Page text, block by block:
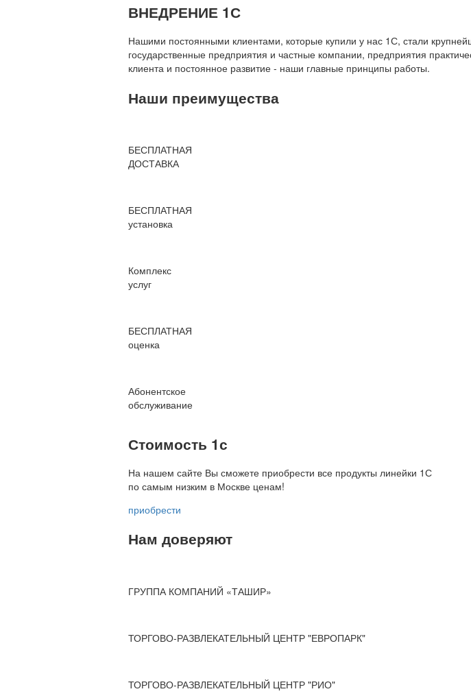
ВНЕДРЕНИЕ 1С
Нашими постоянными клиентами, которые купили у нас 1С, стали
государственные предприятия и частные компании, предприятия
клиента и постоянное развитие - наши главные принципы работы.
Наши преимущества
БЕСПЛАТНАЯ
ДОСТАВКА
БЕСПЛАТНАЯ
установка
Комплекс
услуг
БЕСПЛАТНАЯ
оценка
Абонентское
обслуживание
Стоимость 1с
На нашем сайте Вы сможете приобрести все продукты линейки 1С
по самым низким в Москве ценам!
приобрести
Нам доверяют
ГРУППА КОМПАНИЙ «ТАШИР»
ТОРГОВО-РАЗВЛЕКАТЕЛЬНЫЙ ЦЕНТР "ЕВРОПАРК"
ТОРГОВО-РАЗВЛЕКАТЕЛЬНЫЙ ЦЕНТР "РИО"